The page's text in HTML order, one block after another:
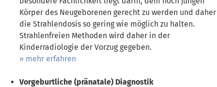
Körper des Neugeborenen gerecht zu werden und daher
die Strahlendosis so gering wie möglich zu halten.
Strahlenfreien Methoden wird daher in der
Kinderradiologie der Vorzug gegeben.
mehr erfahren
Vorgeburtliche (pränatale) Diagnostik